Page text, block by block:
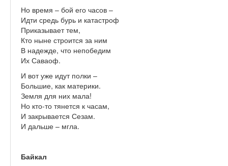
Но время – бой его часов –
Идти средь бурь и катастроф
Приказывает тем,
Кто ныне строится за ним
В надежде, что непобедим
Их Саваоф.
И вот уже идут полки –
Большие, как материки.
Земля для них мала!
Но кто-то тянется к часам,
И закрывается Сезам.
И дальше – мгла.
Байкал